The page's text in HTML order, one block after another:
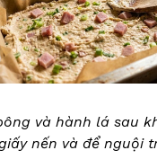
và hành lá sau
nến và để nguội